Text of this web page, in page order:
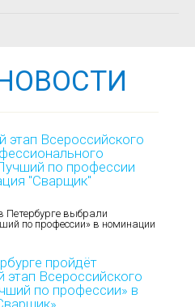
этап Всероссийского
по профессии
"Сварщик"
Петербурге выбрали
по профессии» в номинации
пройдёт
этап Всероссийского
по профессии» в